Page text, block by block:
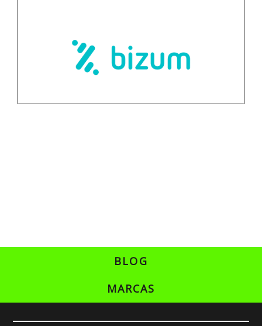
BLOG
MARCAS